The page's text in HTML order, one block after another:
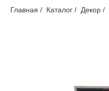
Главная Каталог Декор